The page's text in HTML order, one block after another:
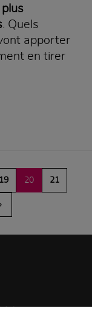
. Quels
apporter
en tirer
19 20 21